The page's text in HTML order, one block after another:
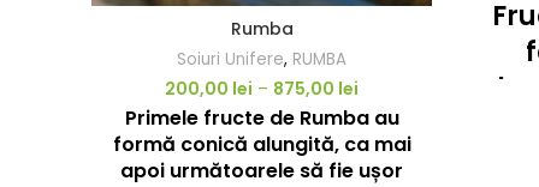
Rumba
Soiuri Unifere, RUMBA
200,00 lei – 875,00 lei
Primele fructe de Rumba au
formă conică alungită, ca mai
apoi următoarele să fie ușor